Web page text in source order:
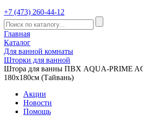
+7 (473) 260-44-12
Главная
Каталог
Для ванной комнаты
Шторки для ванной
Штора для ванны ПВХ AQUA-PRIME
180х180см (Тайвань)
Акции
Новости
Помощь